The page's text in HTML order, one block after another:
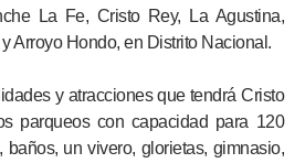
La Fe, Cristo Rey, La Agustina,
Arroyo Hondo, en Distrito Nacional.
y atracciones que tendrá Cristo
parqueos con capacidad para 120
baños, un vivero, glorietas, gimnasio,